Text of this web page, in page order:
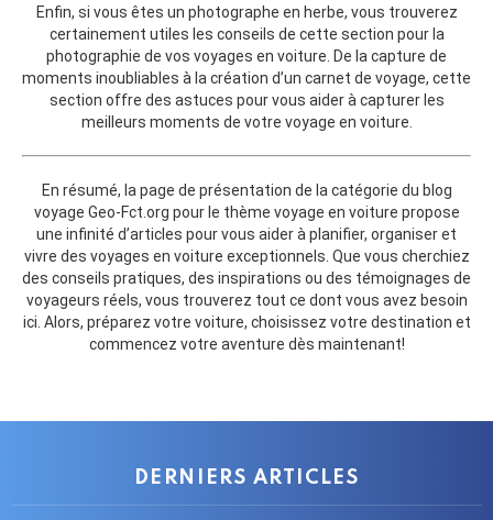
Enfin, si vous êtes un photographe en herbe, vous trouverez
certainement utiles les conseils de cette section pour la
photographie de vos voyages en voiture. De la capture de
moments inoubliables à la création d’un carnet de voyage, cette
section offre des astuces pour vous aider à capturer les
meilleurs moments de votre voyage en voiture.
En résumé, la page de présentation de la catégorie du blog
voyage Geo-Fct.org pour le thème voyage en voiture propose
une infinité d’articles pour vous aider à planifier, organiser et
vivre des voyages en voiture exceptionnels. Que vous cherchiez
des conseils pratiques, des inspirations ou des témoignages de
voyageurs réels, vous trouverez tout ce dont vous avez besoin
ici. Alors, préparez votre voiture, choisissez votre destination et
commencez votre aventure dès maintenant!
DERNIERS ARTICLES